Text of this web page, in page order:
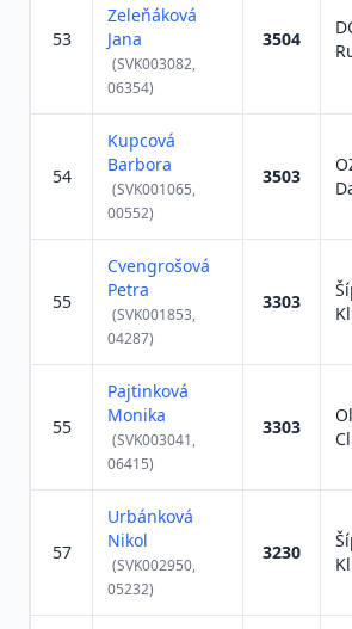
53
Zeleňáková
Jana
(SVK003082,
06354)
3504
54
Kupcová
Barbora
(SVK001065,
00552)
3503
55
Cvengrošová
Petra
(SVK001853,
04287)
3303
55
Pajtinková
Monika
(SVK003041,
06415)
3303
57
Urbánková
Nikol
(SVK002950,
05232)
3230